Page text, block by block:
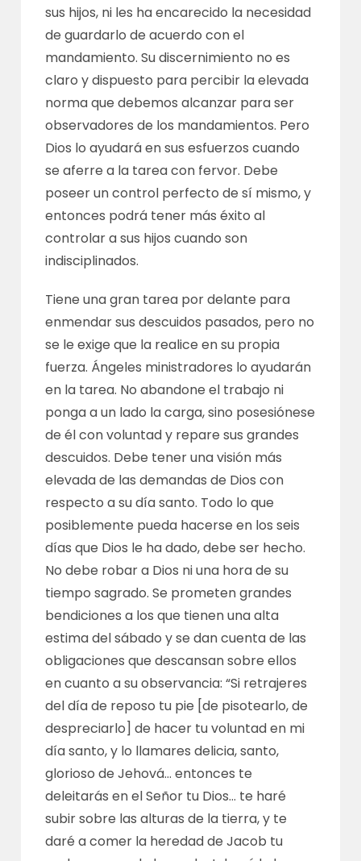
sus hijos, ni les ha encarecido la necesidad
de guardarlo de acuerdo con el
mandamiento. Su discernimiento no es
claro y dispuesto para percibir la elevada
norma que debemos alcanzar para ser
observadores de los mandamientos. Pero
Dios lo ayudará en sus esfuerzos cuando
se aferre a la tarea con fervor. Debe
poseer un control perfecto de sí mismo, y
entonces podrá tener más éxito al
controlar a sus hijos cuando son
indisciplinados.
Tiene una gran tarea por delante para
enmendar sus descuidos pasados, pero no
se le exige que la realice en su propia
fuerza. Ángeles ministradores lo ayudarán
en la tarea. No abandone el trabajo ni
ponga a un lado la carga, sino posesiónese
de él con voluntad y repare sus grandes
descuidos. Debe tener una visión más
elevada de las demandas de Dios con
respecto a su día santo. Todo lo que
posiblemente pueda hacerse en los seis
días que Dios le ha dado, debe ser hecho.
No debe robar a Dios ni una hora de su
tiempo sagrado. Se prometen grandes
bendiciones a los que tienen una alta
estima del sábado y se dan cuenta de las
obligaciones que descansan sobre ellos
en cuanto a su observancia: “Si retrajeres
del día de reposo tu pie [de pisotearlo, de
despreciarlo] de hacer tu voluntad en mi
día santo, y lo llamares delicia, santo,
glorioso de Jehová… entonces te
deleitarás en el Señor tu Dios… te haré
subir sobre las alturas de la tierra, y te
daré a comer la heredad de Jacob tu